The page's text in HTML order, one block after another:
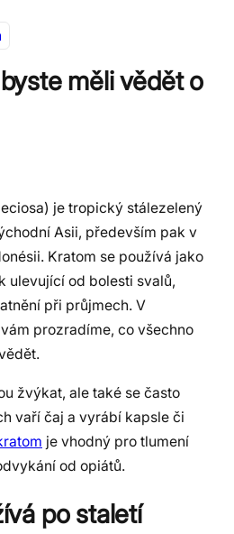
měli vědět o
je tropický stálezelený
Asii, především pak v
Kratom se používá jako
ulevující od bolesti svalů,
při průjmech. V
prozradíme, co všechno
žvýkat, ale také se často
vaří čaj a vyrábí kapsle či
je vhodný pro tlumení
od opiátů.
po staletí